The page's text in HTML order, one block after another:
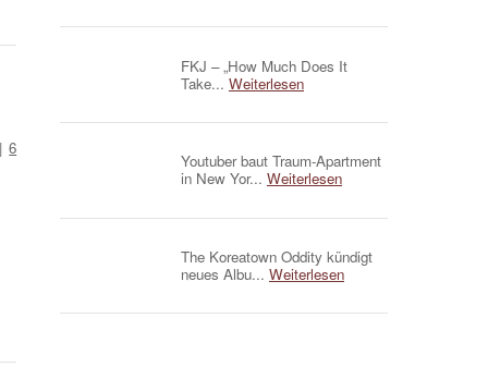
6
FKJ – „How Much Does It
Take... Weiterlesen
Youtuber baut Traum-Apartment
in New Yor... Weiterlesen
The Koreatown Oddity kündigt
neues Albu... Weiterlesen